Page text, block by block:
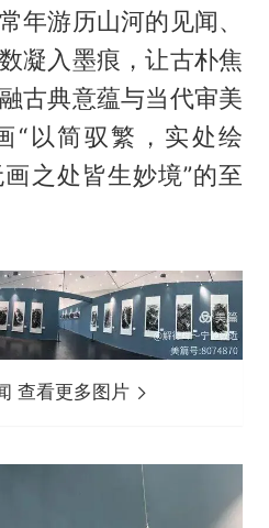
年游历山河的见闻、
凝入墨痕，让古朴焦
古典意蕴与当代审美
“以简驭繁，实处绘
之处皆生妙境”的至
查看更多图片